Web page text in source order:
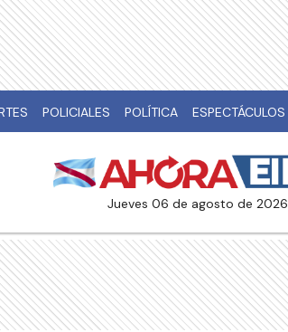
POLICIALES POLÍTICA ESPECTÁCULOS
jueves 06 de agosto de 2026